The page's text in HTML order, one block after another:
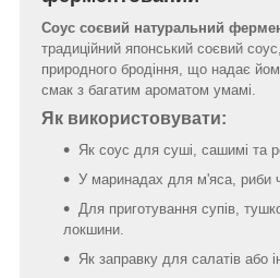
Соус соєвий натуральний
традиційний японський соєвий
природного бродіння, що надає
смак з багатим ароматом умамі.
Як використовувати:
Як соус для суші, сашимі та
У маринадах для м'яса, риби
Для приготування супів,
локшини.
Як заправку для салатів або